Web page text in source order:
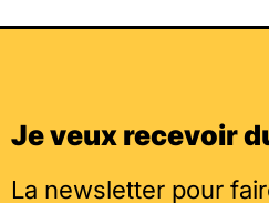
Je veux recevoir
La newsletter pour